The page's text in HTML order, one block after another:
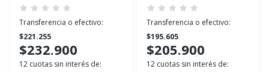
Transferencia o efectivo:
$221.255
$232.900
12 cuotas sin interés de:
Transferencia o efectivo:
$195.605
$205.900
12 cuotas sin interés de: